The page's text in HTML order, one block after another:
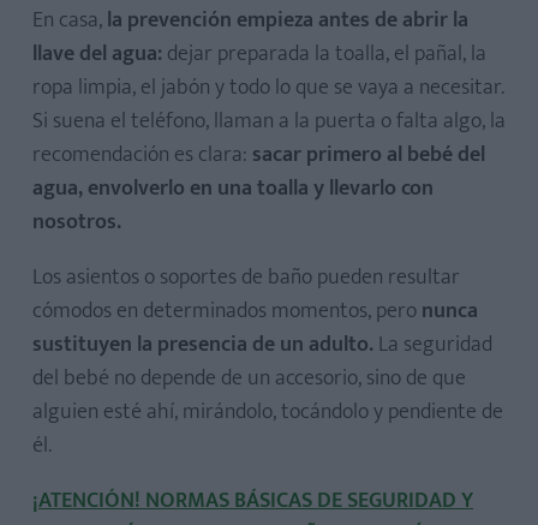
En casa,la prevención empieza antes de abrir la
llave del agua: dejar preparada la toalla, el pañal, la
ropa limpia, el jabón y todo lo que se vaya a necesitar.
Si suena el teléfono, llaman a la puerta o falta algo, la
recomendación es clara: sacar primero al bebé del
agua, envolverlo en una toalla y llevarlo con
nosotros.
Los asientos o soportes de baño pueden resultar
cómodos en determinados momentos, peronunca
sustituyen la presencia de un adulto. La seguridad
del bebé no depende de un accesorio, sino de que
alguien esté ahí, mirándolo, tocándolo y pendiente de
él.
¡ATENCIÓN! NORMAS BÁSICAS DE SEGURIDAD Y